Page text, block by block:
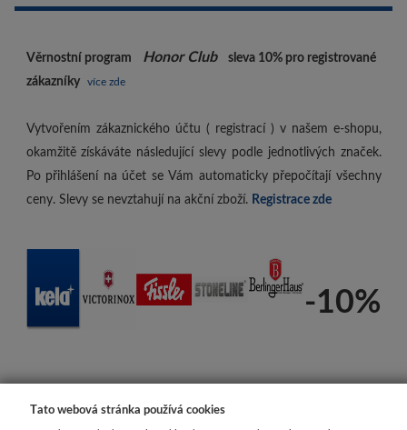
Věrnostní program Honor Club sleva 10% pro registrované
zákazníky více zde
Vytvořením zákaznického účtu ( registrací ) v našem e-shopu,
okamžitě získáváte následující slevy podle jednotlivých značek.
Po přihlášení na účet se Vám automaticky přepočítají všechny
ceny. Slevy se nevztahují na akční zboží. Registrace zde
-10%
Tato webová stránka používá cookies